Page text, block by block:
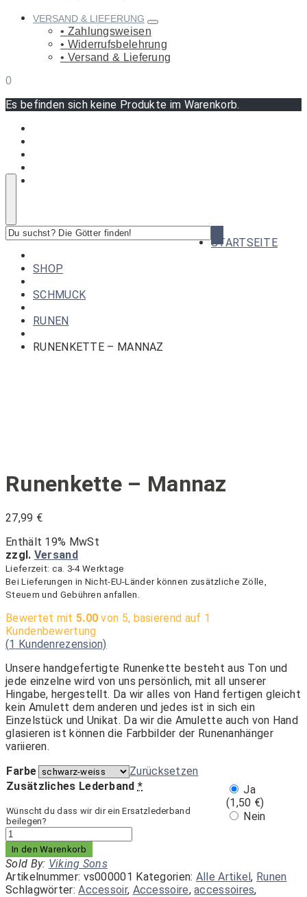
VERSAND & LIEFERUNG
Zahlungsweisen
Widerrufsbelehrung
Versand & Lieferung
0
Es befinden sich keine Produkte im Warenkorb.
suchst?
STARTSEITE
SHOP
SCHMUCK
RUNEN
RUNENKETTE – MANNAZ
Runenkette – Mannaz
27,99 €
Enthält 19% MwSt
zzgl. Versand
Lieferzeit: ca. 3-4 Werktage
Bei Lieferungen in Nicht-EU-Länder können zusätzliche Zölle,
Steuern und Gebühren anfallen.
Bewertet mit 5.00 von 5, basierend auf 1
Kundenbewertung
(1 Kundenrezension)
Unsere handgefertigte Runenkette besteht aus Ton und
jede einzelne wird von uns persönlich, mit all unserer
Hingabe, hergestellt. Da wir alles von Hand fertigen gleicht
kein Amulett dem anderen und jedes ist in sich ein
Einzelstück und Unikat. Da wir die Amulette auch von Hand
glasieren ist können die Farbbilder der Runenanhänger
variieren.
Farbe
Zurücksetzen
Zusätzliches Lederband *
Wünscht du dass wir dir ein Ersatzlederband
beilegen?
Ja
(1,50 €)
Nein
Runenkette
-
Mannaz
Menge
In den Warenkorb
Sold By: Viking Sons
Artikelnummer: vs000001 Kategorien: Alle Artikel, Runen
Schlagwörter: Accessoir, Accessoire,accessoires,